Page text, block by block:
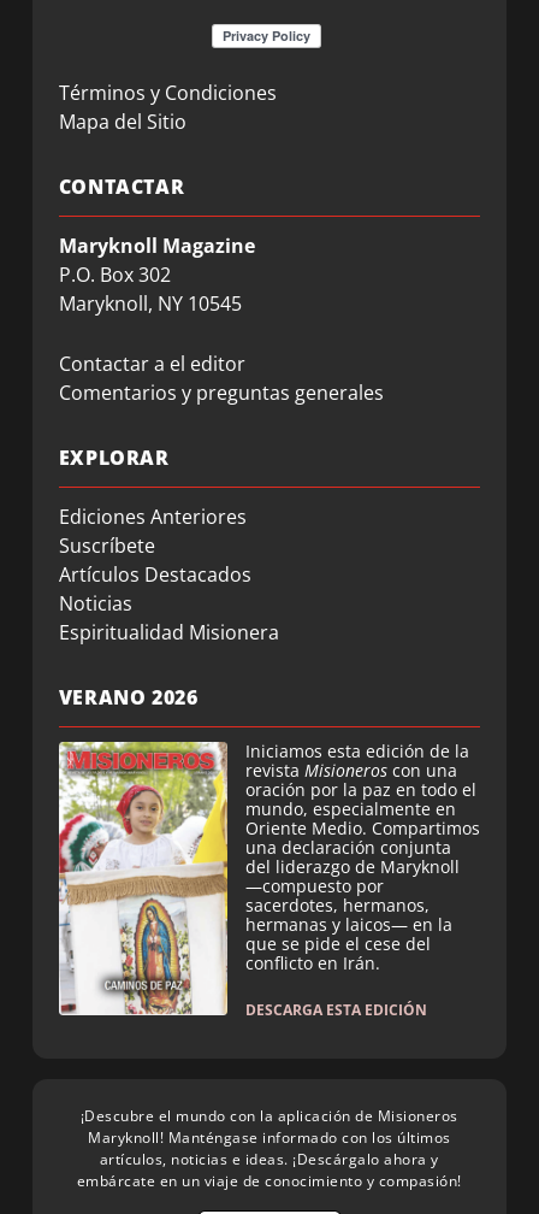
Términos y Condiciones
Mapa del Sitio
CONTACTAR
Maryknoll Magazine
P.O. Box 302
Maryknoll, NY 10545
Contactar a el editor
Comentarios y preguntas generales
EXPLORAR
Ediciones Anteriores
Suscríbete
Artículos Destacados
Noticias
Espiritualidad Misionera
VERANO 2026
Iniciamos esta edición de la
revista Misioneros con una
oración por la paz en todo el
mundo, especialmente en
Oriente Medio. Compartimos
una declaración conjunta
del liderazgo de Maryknoll
—compuesto por
sacerdotes, hermanos,
hermanas y laicos— en la
que se pide el cese del
conflicto en Irán.
DESCARGA ESTA EDICIÓN
¡Descubre el mundo con la aplicación de Misioneros
Maryknoll! Manténgase informado con los últimos
artículos, noticias e ideas. ¡Descárgalo ahora y
embárcate en un viaje de conocimiento y compasión!